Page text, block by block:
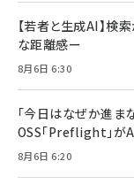
【若者と生成AI】検
な距離感ー
8月6日 6:30
「今日はなぜか進ま
OSS「Preflight」が
8月6日 6:20